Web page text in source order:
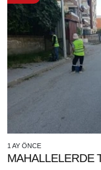
1 AY ÖNCE
MAHALLELERDE